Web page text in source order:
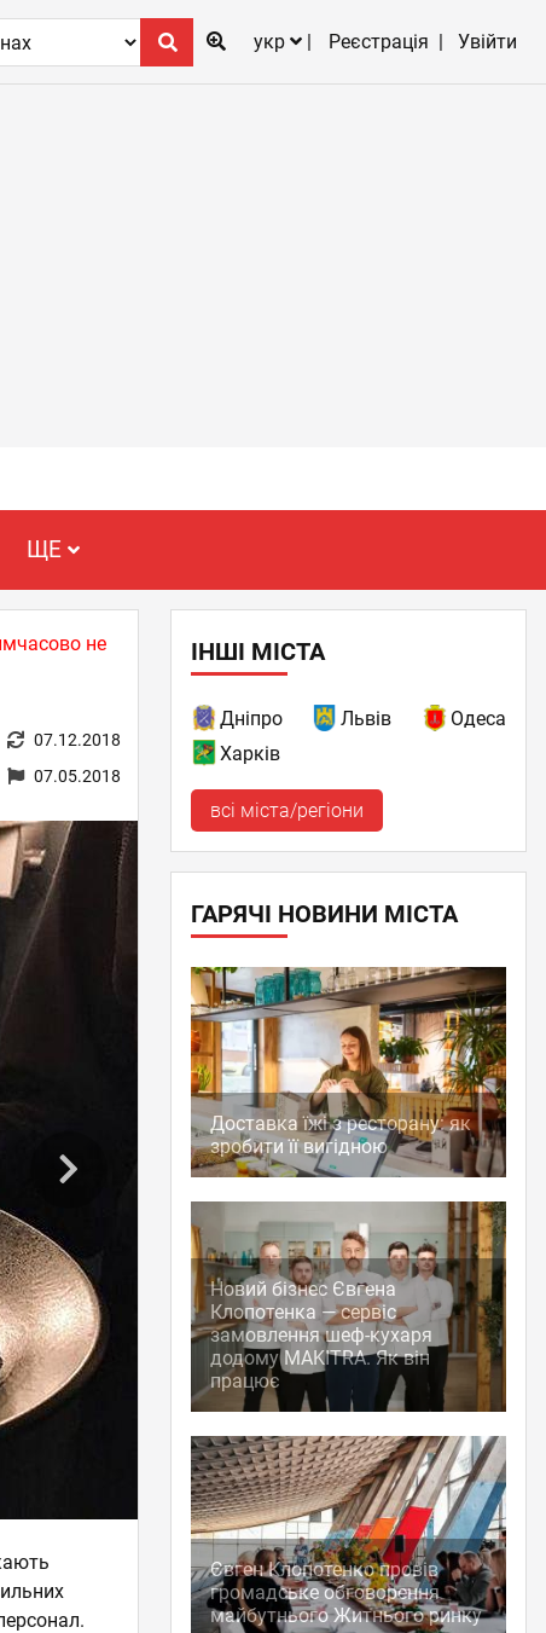
укр
Реєстрація Увійти
ЩЕ
не
07.12.2018
07.05.2018
ІНШІ МІСТА
Дніпро Львів
Одеса
Харків
всі міста/регіони
ГАРЯЧІ НОВИНИ МІСТА
Доставка їжі з ресторану: як
зробити її вигідною
Новий бізнес Євгена
Клопотенка — сервіс
замовлення шеф-кухаря
додому MAKITRA. Як він
працює
Євген Клопотенко провів
громадське обговорення
майбутнього Житнього ринку